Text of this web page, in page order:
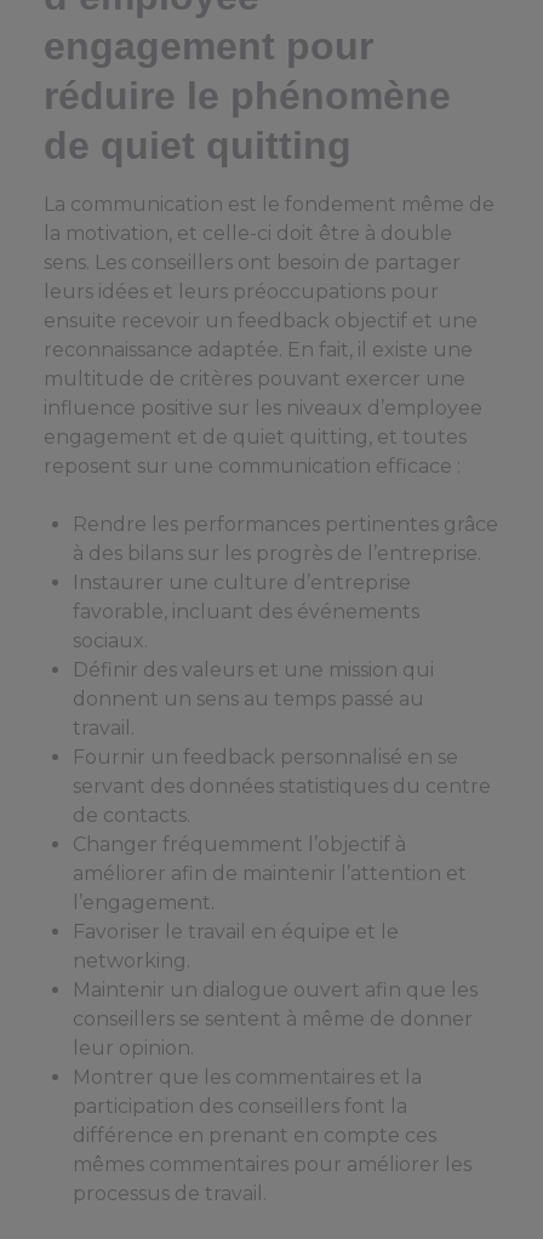
engagement pour
réduire le phénomène
de quiet quitting
La communication est le fondement même de
la motivation, et celle-ci doit être à double
sens. Les conseillers ont besoin de partager
leurs idées et leurs préoccupations pour
ensuite recevoir un feedback objectif et une
reconnaissance adaptée. En fait, il existe une
multitude de critères pouvant exercer une
influence positive sur les niveaux d’employee
engagement et de quiet quitting, et toutes
reposent sur une communication efficace :
Rendre les performances pertinentes grâce
à des bilans sur les progrès de l’entreprise.
Instaurer une culture d’entreprise
favorable, incluant des événements
sociaux.
Définir des valeurs et une mission qui
donnent un sens au temps passé au
travail.
Fournir un feedback personnalisé en se
servant des données statistiques du centre
de contacts.
Changer fréquemment l’objectif à
améliorer afin de maintenir l’attention et
l’engagement.
Favoriser le travail en équipe et le
networking.
Maintenir un dialogue ouvert afin que les
conseillers se sentent à même de donner
leur opinion.
Montrer que les commentaires et la
participation des conseillers font la
différence en prenant en compte ces
mêmes commentaires pour améliorer les
processus de travail.